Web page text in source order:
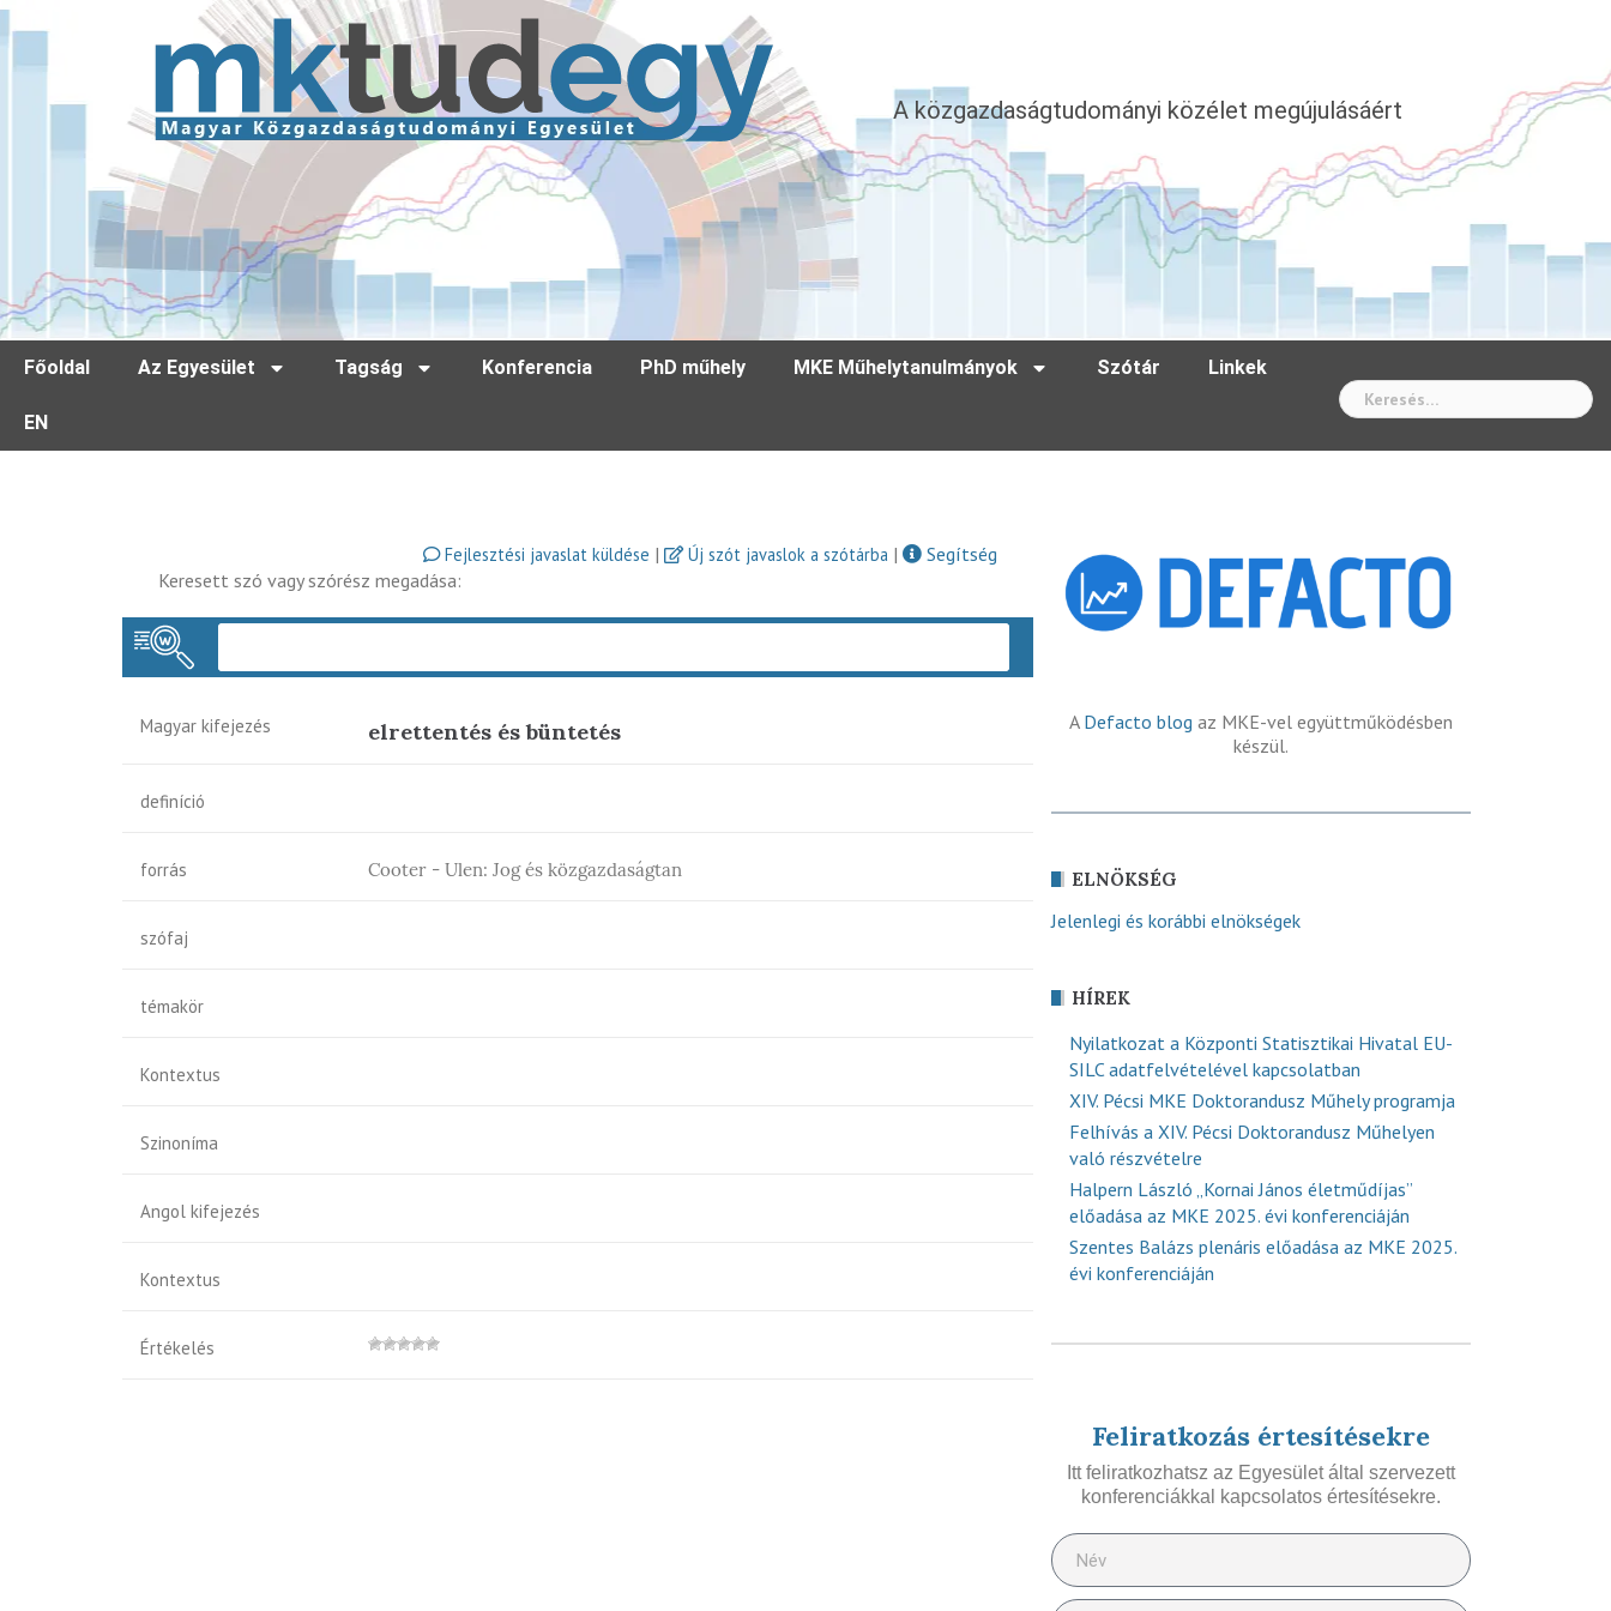
A közgazdaságtudományi közélet megújulásáért
Főoldal Az Egyesület Tagság Konferencia PhD műhely MKE Műhelytanulmányok Szótár Linkek
EN
Fejlesztési javaslat küldése | Új szót javaslok a szótárba |
Segítség
Keresett szó vagy szórész megadása:
Magyar kifejezés elrettentés és büntetés
definíció
forrás Cooter - Ulen: Jog és közgazdaságtan
szófaj
témakör
Kontextus
Szinoníma
Angol kifejezés
Kontextus
Értékelés
A Defacto blog az MKE-vel együttműködésben
készül.
ELNÖKSÉG
Jelenlegi és korábbi elnökségek
HÍREK
Nyilatkozat a Központi Statisztikai Hivatal EU-
SILC adatfelvételével kapcsolatban
XIV. Pécsi MKE Doktorandusz Műhely programja
Felhívás a XIV. Pécsi Doktorandusz Műhelyen
való részvételre
Halpern László „Kornai János életműdíjas”
előadása az MKE 2025. évi konferenciáján
Szentes Balázs plenáris előadása az MKE 2025.
évi konferenciáján
Feliratkozás értesítésekre
Itt feliratkozhatsz az Egyesület által szervezett
konferenciákkal kapcsolatos értesítésekre.